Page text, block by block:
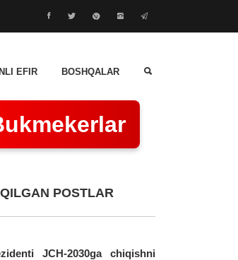
EFIR BOSHQALAR
POSTLAR
JCH-2030ga chiqishni